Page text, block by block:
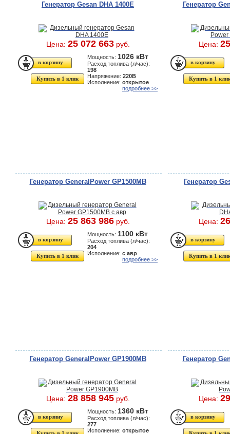
Генератор Gesan DHA 1400E
Цена: 25 072 663руб.
Купить в 1 клик
Мощность: 1026 кВт
Расход топлива (л/час):
198
Напряжение: 220В
Исполнение: открытое
подробнее >>
Генератор
Цена:
Купить в 1
Генератор GeneralPower GP1500MB
Цена: 25 863 986руб.
Купить в 1 клик
Мощность: 1100 кВт
Расход топлива (л/час):
204
Исполнение: с авр
подробнее >>
Генератор
Цена:
Купить в 1
Генератор GeneralPower GP1900MB
Цена: 28 858 945руб.
Мощность: 1360 кВт
Расход топлива (л/час):
277
Исполнение: открытое
Генератор
Цена: